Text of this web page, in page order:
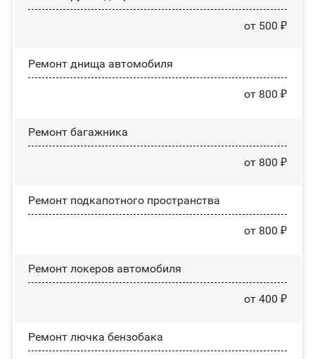
от 500 ₽
Ремонт днища автомобиля
от 800 ₽
Ремонт багажника
от 800 ₽
Ремонт подкапотного пространства
от 800 ₽
Ремонт лoĸepoв автомобиля
от 400 ₽
Ремонт лючка бензобака